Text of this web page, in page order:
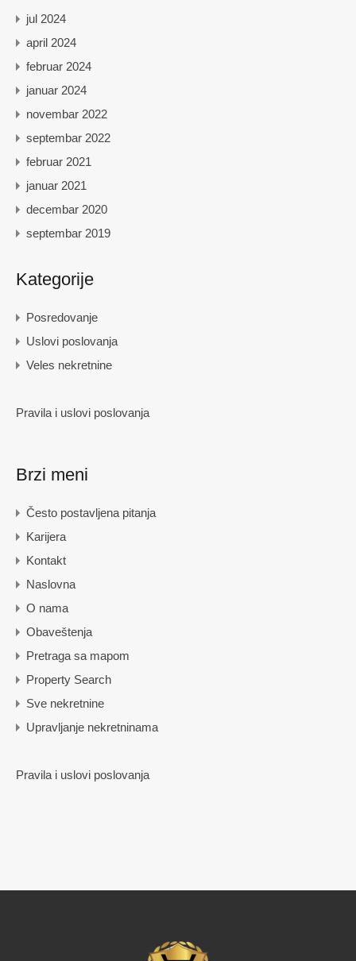
jul 2024
april 2024
februar 2024
januar 2024
novembar 2022
septembar 2022
februar 2021
januar 2021
decembar 2020
septembar 2019
Kategorije
Posredovanje
Uslovi poslovanja
Veles nekretnine
Pravila i uslovi poslovanja
Brzi meni
Često postavljena pitanja
Karijera
Kontakt
Naslovna
O nama
Obaveštenja
Pretraga sa mapom
Property Search
Sve nekretnine
Upravljanje nekretninama
Pravila i uslovi poslovanja